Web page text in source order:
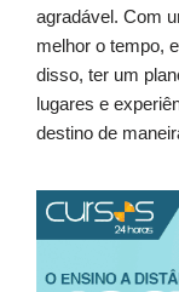
agradável. Com
melhor o tempo,
disso, ter um
lugares e
destino de